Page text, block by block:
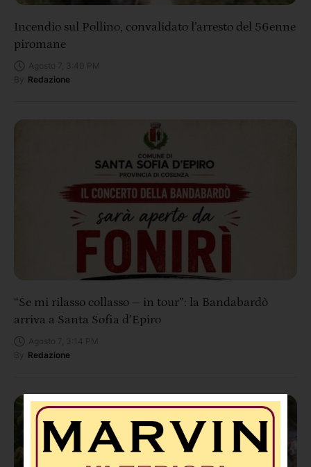
Incendio sul Pollino, convalidato l’arresto del 56enne
piromane
Redazione
“Se mi rilasso collasso – in tour”: la Bandabardò
arriva a Santa Sofia d’Epiro
Redazione